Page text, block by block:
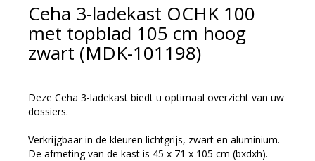
Ceha 3-ladekast OCHK 100
met topblad 105 cm hoog
zwart (MDK-101198)
Deze Ceha 3-ladekast biedt u optimaal overzicht van uw
dossiers.
Verkrijgbaar in de kleuren lichtgrijs, zwart en aluminium.
De afmeting van de kast is 45 x 71 x 105 cm (bxdxh).